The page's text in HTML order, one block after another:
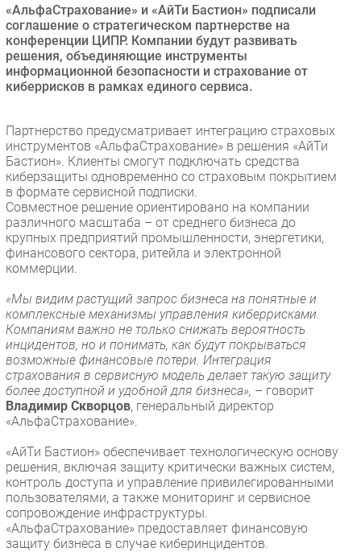
CIO/Управление ИТ
Гаджеты
Здоровье
РАЗДЕЛЫ
Новости
Аналитика
Интервью
Мероприятия
Проекты
IT класс
Тестовый стенд
«АльфаСтрахование» и «АйТи Бастион» подписали
соглашение о стратегическом партнерстве на
конференции ЦИПР. Компании будут развивать
решения, объединяющие инструменты
информационной безопасности и страхование от
киберрисков в рамках единого сервиса.
Партнерство предусматривает интеграцию страховых
инструментов «АльфаСтрахование» в решения «АйТи
Бастион». Клиенты смогут подключать средства
киберзащиты одновременно со страховым покрытием
в формате сервисной подписки.
Совместное решение ориентировано на компании
различного масштаба – от среднего бизнеса до
крупных предприятий промышленности, энергетики,
финансового сектора, ритейла и электронной
коммерции.
«Мы видим растущий запрос бизнеса на понятные и
комплексные механизмы управления киберрисками.
Компаниям важно не только снижать вероятность
инцидентов, но и понимать, как будут покрываться
возможные финансовые потери. Интеграция
страхования в сервисную модель делает такую защиту
более доступной и удобной для бизнеса», – говорит
Владимир Скворцов, генеральный директор
«АльфаСтрахование».
«АйТи Бастион» обеспечивает технологическую основу
решения, включая защиту критически важных систем,
контроль доступа и управление привилегированными
пользователями, а также мониторинг и сервисное
сопровождение инфраструктуры.
«АльфаСтрахование» предоставляет финансовую
защиту бизнеса в случае киберинцидентов.